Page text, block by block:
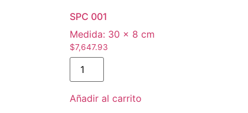
SPC 001
Medida: 30 × 8 cm
$7,647.93
SPC
001
cantidad
Añadir al carrito